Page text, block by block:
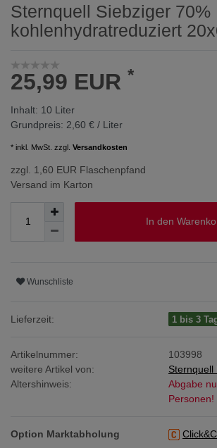
Sternquell Siebziger 70%
kohlenhydratreduziert
25,99 EUR *
Inhalt: 10 Liter
Grundpreis: 2,60 € / Liter
* inkl. MwSt. zzgl. Versandkosten
zzgl. 1,60 EUR Flaschenpfand
Versand im Karton
In den
Wunschliste
Lieferzeit: 1 bis 3
Artikelnummer:
103998
weitere Artikel von:
Sternquell
Altershinweis:
Abgabe
Personen!
Option Marktabholung